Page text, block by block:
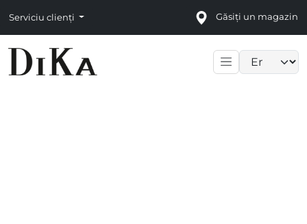
Serviciu clienți Găsiți un magazin